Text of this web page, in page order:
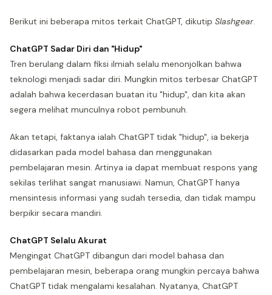
Berikut ini beberapa mitos terkait ChatGPT, dikutip Slashgear.
ChatGPT Sadar Diri dan "Hidup"
Tren berulang dalam fiksi ilmiah selalu menonjolkan bahwa
teknologi menjadi sadar diri. Mungkin mitos terbesar ChatGPT
adalah bahwa kecerdasan buatan itu "hidup", dan kita akan
segera melihat munculnya robot pembunuh.
Akan tetapi, faktanya ialah ChatGPT tidak "hidup", ia bekerja
didasarkan pada model bahasa dan menggunakan
pembelajaran mesin. Artinya ia dapat membuat respons yang
sekilas terlihat sangat manusiawi. Namun, ChatGPT hanya
mensintesis informasi yang sudah tersedia, dan tidak mampu
berpikir secara mandiri.
ChatGPT Selalu Akurat
Mengingat ChatGPT dibangun dari model bahasa dan
pembelajaran mesin, beberapa orang mungkin percaya bahwa
ChatGPT tidak mengalami kesalahan. Nyatanya, ChatGPT